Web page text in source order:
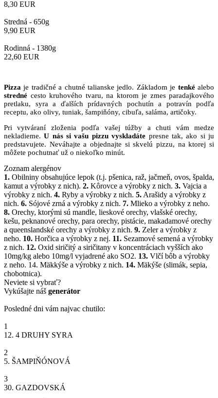
8,30 EUR
Stredná - 650g
9,90 EUR
Rodinná - 1380g
22,60 EUR
Pizza je tradičné a chutné talianske jedlo. Základom je tenkéalebo
stredné cesto kruhového tvaru, na ktorom je zmes paradajkového
pretlaku, syra a ďalších prídavných pochutín a potravín podľa
receptu, ako olivy, tuniak, šampiňóny, cibuľa, saláma, artičoky.
Pri vytváraní zloženia podľa vašej túžby a chuti vám medze
nekladieme.U nás si vašu pizzu vyskladáte presne tak, ako si ju
predstavujete. Neváhajte a objednajte si skvelú pizzu, na ktorej si
môžete pochutnať už o niekoľko minút.
Zoznam alergénov
1. Obilniny obsahujúce lepok (t.j. pšenica, raž, jačmeň, ovos, špalda,
kamut a výrobky z nich). 2. Kôrovce a výrobky z nich. 3. Vajcia a
výrobky z nich. 4. Ryby a výrobky z nich. 5. Arašidy a výrobky z
nich. 6. Sójové zrná a výrobky z nich. 7. Mlieko a výrobky z neho.
8. Orechy, ktorými sú mandle, lieskové orechy, vlašské orechy,
kešu, peknanové orechy, para orechy, pistácie, makadamové orechy
a queenslandské orechy a výrobky z nich. 9. Zeler a výrobky z
neho. 10. Horčica a výrobky z nej. 11. Sezamové semená a výrobky
z nich. 12. Oxid siričitý a siričitany v koncentráciach vyšších ako
10mg/kg alebo 10mg/l vyjadrené ako SO2. 13. Vlčí bôb a výrobky
z neho. 14. Mäkkýše a výrobky z nich. 14. Mäkýše (slimák, sepia,
chobotnica).
Neviete si vybrať?
Vykúšajte náš generátor
Posledné dni vám najvac chutilo:
1
12. 4 DRUHY SYRA
2
5. ŠAMPIŇÓNOVÁ
3
30. GAZDOVSKÁ